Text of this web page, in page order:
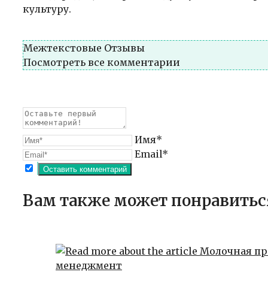
культуру.
Межтекстовые Отзывы
Посмотреть все комментарии
Имя*
Email*
Вам также может